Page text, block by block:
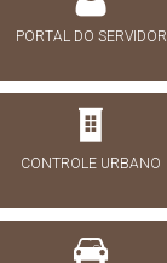
PORTAL DO SERVIDOR
CONTROLE URBANO